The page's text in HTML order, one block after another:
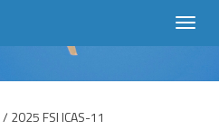
/ 2025 FSI ICAS-11